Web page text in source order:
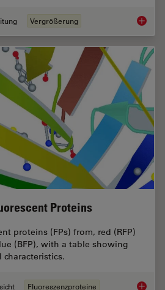
Vergrößerung
Proteins
proteins (FPs) from, red (RFP)
(BFP), with a table showing
Fluoreszenzproteine